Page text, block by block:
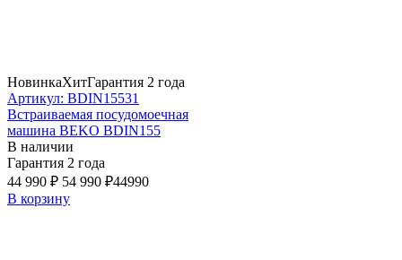
НовинкаХитГарантия 2 года
Артикул: BDIN15531
Встраиваемая посудомоечная
машина BEKO BDIN155
В наличии
Гарантия 2 года
44 990 ₽ 54 990 ₽44990
В корзину